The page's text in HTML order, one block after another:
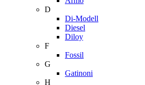
D
Di-Modell
Diesel
Diloy
F
Fossil
G
Gatinoni
H